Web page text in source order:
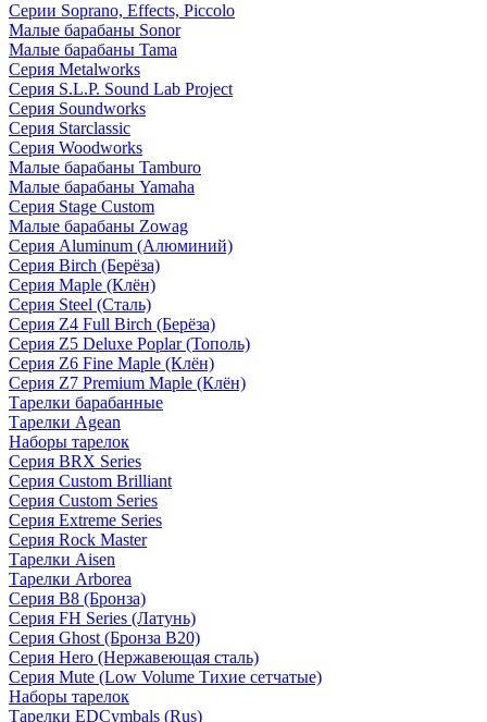
Серии Soprano, Effects, Piccolo
Малые барабаны Sonor
Малые барабаны Tama
Серия Metalworks
Серия S.L.P. Sound Lab Project
Серия Soundworks
Серия Starclassic
Серия Woodworks
Малые барабаны Tamburo
Малые барабаны Yamaha
Серия Stage Custom
Малые барабаны Zowag
Серия Aluminum (Алюминий)
Серия Birch (Берёза)
Серия Maple (Клён)
Серия Steel (Сталь)
Серия Z4 Full Birch (Берёза)
Серия Z5 Deluxe Poplar (Тополь)
Серия Z6 Fine Maple (Клён)
Серия Z7 Premium Maple (Клён)
Тарелки барабанные
Тарелки Agean
Наборы тарелок
Серия BRX Series
Серия Custom Brilliant
Серия Custom Series
Серия Extreme Series
Серия Rock Master
Тарелки Aisen
Тарелки Arborea
Серия B8 (Бронза)
Серия FH Series (Латунь)
Серия Ghost (Бронза B20)
Серия Hero (Нержавеющая сталь)
Серия Mute (Low Volume Тихие сетчатые)
Наборы тарелок
Тарелки EDCymbals (Rus)